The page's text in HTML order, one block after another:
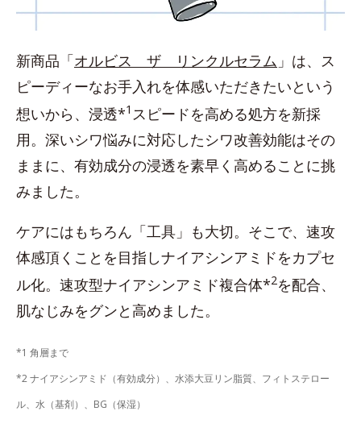
新商品「オルビス ザ リンクルセラム 」は、ス
ピーディーなお手入れを体感いただきたいという
想いから、浸透*1 スピードを高める処方を新採
用。深いシワ悩みに対応したシワ改善効能はその
ままに、有効成分の浸透を素早く高めることに挑
みました。
ケアにはもちろん「工具」も大切。そこで、速攻
体感頂くことを目指しナイアシンアミドをカプセ
ル化。速攻型ナイアシンアミド複合体*2を配合、
肌なじみをグンと高めました。
*1 角層まで
*2 ナイアシンアミド（有効成分）、水添大豆リン脂質、フィトステロー
ル、水（基剤）、BG（保湿）